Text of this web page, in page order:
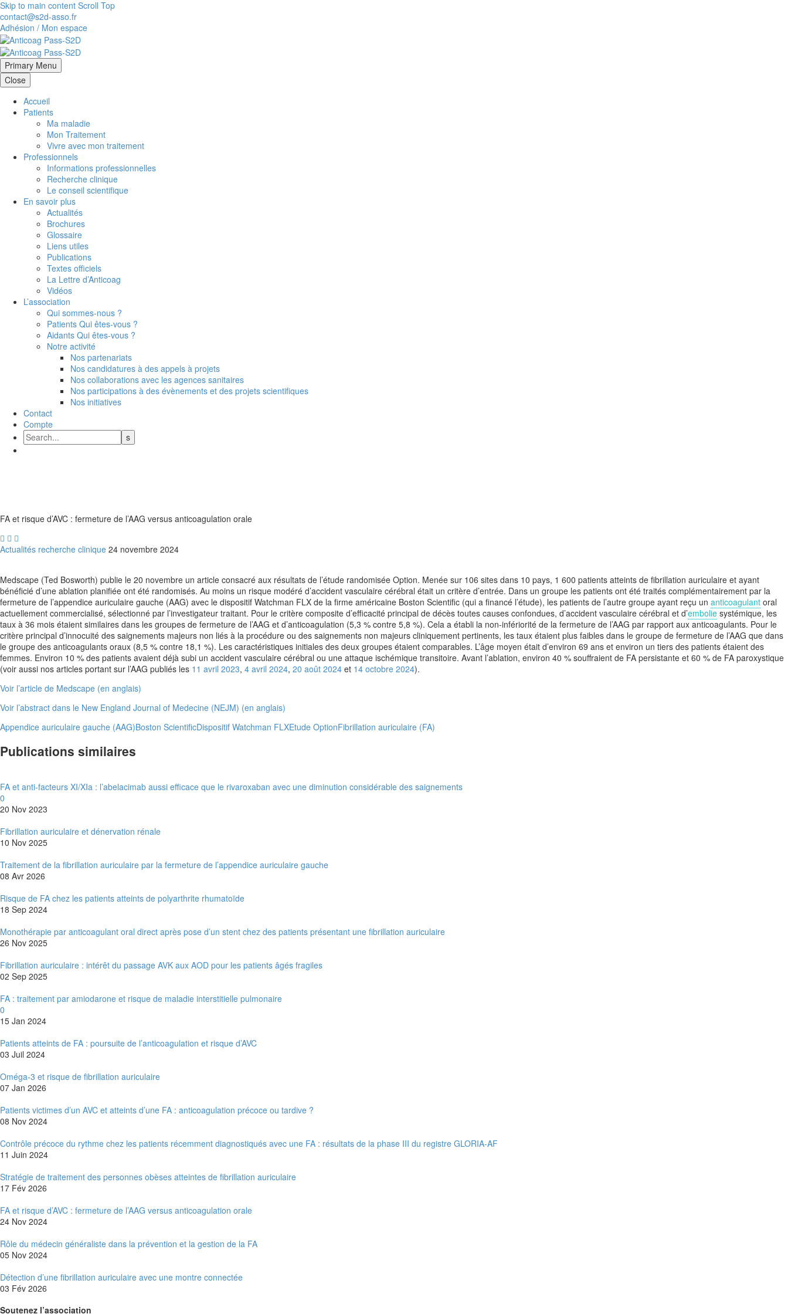
Skip to main content Scroll Top
contact@s2d-asso.fr
Adhésion / Mon espace
Primary Menu
Close
Accueil
Patients
Ma maladie
Mon Traitement
Vivre avec mon traitement
Professionnels
Informations professionnelles
Recherche clinique
Le conseil scientifique
En savoir plus
Actualités
Brochures
Glossaire
Liens utiles
Publications
Textes officiels
La Lettre d’Anticoag
Vidéos
L’association
Qui sommes-nous ?
Patients Qui êtes-vous ?
Aidants Qui êtes-vous ?
Notre activité
Nos partenariats
Nos candidatures à des appels à projets
Nos collaborations avec les agences sanitaires
Nos participations à des évènements et des projets scientifiques
Nos initiatives
Contact
Compte
FA et risque d’AVC : fermeture de l’AAG versus anticoagulation orale
  
Actualités recherche clinique 24 novembre 2024
Medscape (Ted Bosworth) publie le 20 novembre un article consacré aux résultats de l’étude randomisée Option. Menée sur 106 sites dans 10 pays, 1 600 patients atteints de fibrillation auriculaire et ayant
bénéficié d’une ablation planifiée ont été randomisés. Au moins un risque modéré d’accident vasculaire cérébral était un critère d’entrée. Dans un groupe les patients ont été traités complémentairement par la
fermeture de l’appendice auriculaire gauche (AAG) avec le dispositif Watchman FLX de la firme américaine Boston Scientific (qui a financé l’étude), les patients de l’autre groupe ayant reçu un anticoagulant oral
actuellement commercialisé, sélectionné par l’investigateur traitant. Pour le critère composite d’efficacité principal de décès toutes causes confondues, d’accident vasculaire cérébral et d’embolie systémique, les
taux à 36 mois étaient similaires dans les groupes de fermeture de l’AAG et d’anticoagulation (5,3 % contre 5,8 %). Cela a établi la non-infériorité de la fermeture de l’AAG par rapport aux anticoagulants. Pour le
critère principal d’innocuité des saignements majeurs non liés à la procédure ou des saignements non majeurs cliniquement pertinents, les taux étaient plus faibles dans le groupe de fermeture de l’AAG que dans
le groupe des anticoagulants oraux (8,5 % contre 18,1 %). Les caractéristiques initiales des deux groupes étaient comparables. L’âge moyen était d’environ 69 ans et environ un tiers des patients étaient des
femmes. Environ 10 % des patients avaient déjà subi un accident vasculaire cérébral ou une attaque ischémique transitoire. Avant l’ablation, environ 40 % souffraient de FA persistante et 60 % de FA paroxystique
(voir aussi nos articles portant sur l’AAG publiés les 11 avril 2023, 4 avril 2024, 20 août 2024 et 14 octobre 2024).
Voir l’article de Medscape (en anglais)
Voir l’abstract dans le New England Journal of Medecine (NEJM) (en anglais)
Appendice auriculaire gauche (AAG)Boston ScientificDispositif Watchman FLXEtude OptionFibrillation auriculaire (FA)
Publications similaires
FA et anti-facteurs XI/XIa : l’abelacimab aussi efficace que le rivaroxaban avec une diminution considérable des saignements
0
20 Nov 2023
Fibrillation auriculaire et dénervation rénale
10 Nov 2025
Traitement de la fibrillation auriculaire par la fermeture de l’appendice auriculaire gauche
08 Avr 2026
Risque de FA chez les patients atteints de polyarthrite rhumatoïde
18 Sep 2024
Monothérapie par anticoagulant oral direct après pose d’un stent chez des patients présentant une fibrillation auriculaire
26 Nov 2025
Fibrillation auriculaire : intérêt du passage AVK aux AOD pour les patients âgés fragiles
02 Sep 2025
FA : traitement par amiodarone et risque de maladie interstitielle pulmonaire
0
15 Jan 2024
Patients atteints de FA : poursuite de l’anticoagulation et risque d’AVC
03 Juil 2024
Oméga-3 et risque de fibrillation auriculaire
07 Jan 2026
Patients victimes d’un AVC et atteints d’une FA : anticoagulation précoce ou tardive ?
08 Nov 2024
Contrôle précoce du rythme chez les patients récemment diagnostiqués avec une FA : résultats de la phase III du registre GLORIA-AF
11 Juin 2024
Stratégie de traitement des personnes obèses atteintes de fibrillation auriculaire
17 Fév 2026
FA et risque d’AVC : fermeture de l’AAG versus anticoagulation orale
24 Nov 2024
Rôle du médecin généraliste dans la prévention et la gestion de la FA
05 Nov 2024
Détection d’une fibrillation auriculaire avec une montre connectée
03 Fév 2026
Soutenez l’association